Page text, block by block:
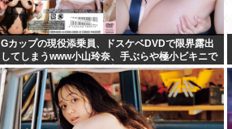
Gカップの現役添乗員、ドスケベDVDで限界露出
してしまうwww小山玲奈、手ぶらや極小ビキニで
大放出！！新作「聖なる山」の動画＆画像まと
め！